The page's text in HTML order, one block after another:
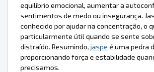
equilíbrio emocional, aumentar a
sentimentos de medo ou insegurança.
conhecido por ajudar na concentração, o
particularmente útil quando se sente
distraído. Resumindo, jaspe é uma pedra
proporcionando força e estabilidade
precisamos.